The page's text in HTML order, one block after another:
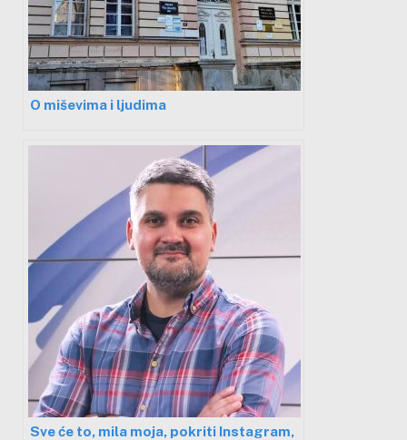
O miševima i ljudima
Sve će to, mila moja, pokriti Instagram,